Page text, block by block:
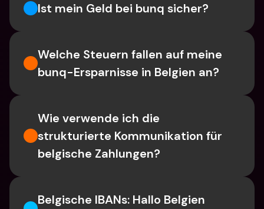
Ist mein Geld bei bunq sicher?
Welche Steuern fallen auf meine
bunq-Ersparnisse in Belgien an?
Wie verwende ich die
strukturierte Kommunikation für
belgische Zahlungen?
Belgische IBANs: Hallo Belgien